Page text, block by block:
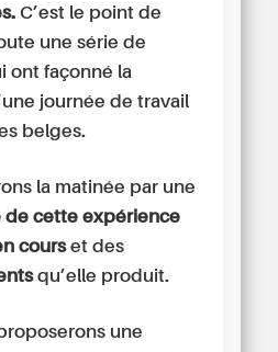
C’est le point de
une série de
ont façonné la
journée de travail
belges.
la matinée par une
de cette expérience
courset des
qu’elle produit.
une